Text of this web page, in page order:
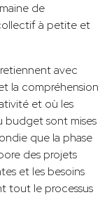
de
à petite et
avec
la compréhension
et où les
budget sont mises
que la phase
des projets
et les besoins
tout le processus